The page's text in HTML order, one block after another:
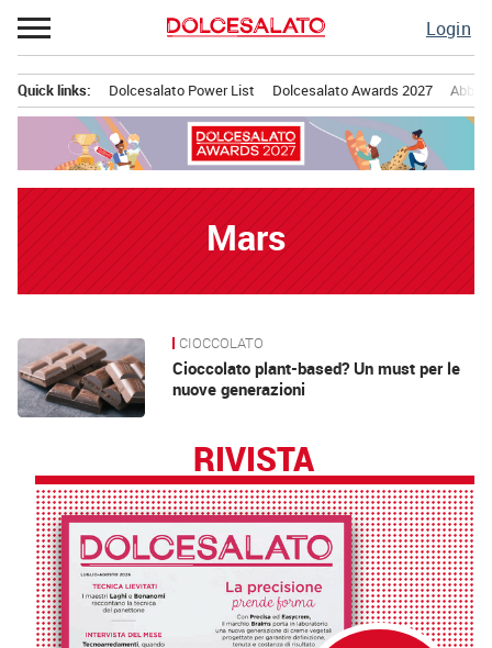
Passa
al
Login
principale
Quick links: Dolcesalato Power List Dolcesalato Awards 2027
Mars
News CIOCCOLATO
Cioccolato plant-based? Un must per le
nuove generazioni
RIVISTA